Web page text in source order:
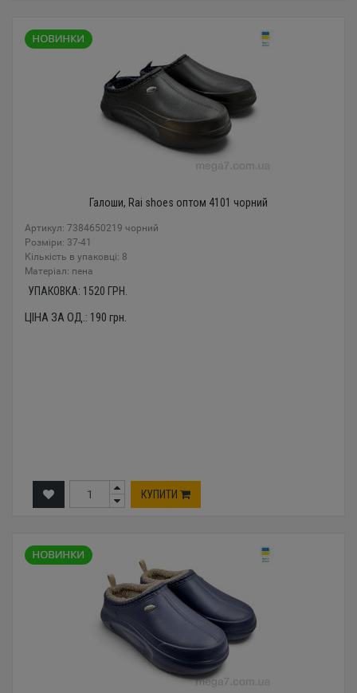
Галоши, Rai shoes оптом 4101 чорний
Артикул: 7384650219 чорний
Розміри: 37-41
Кількість в упаковці: 8
Mатеріал: пена
УПАКОВКА: 1520 ГРН.
ЦІНА ЗА ОД.: 190 грн.
КУПИТИ